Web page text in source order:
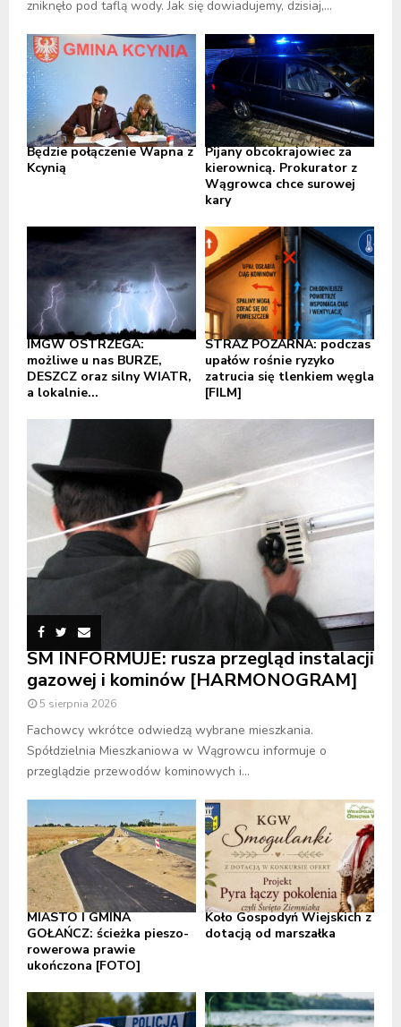
zniknęło pod taflą wody. Jak się dowiadujemy, dzisiaj,...
Będzie połączenie Wapna z
Kcynią
Pijany obcokrajowiec za
kierownicą. Prokurator z
Wągrowca chce surowej
kary
IMGW OSTRZEGA:
możliwe u nas BURZE,
DESZCZ oraz silny WIATR,
a lokalnie...
STRAŻ POŻARNA: podczas
upałów rośnie ryzyko
zatrucia się tlenkiem węgla
[FILM]
SM INFORMUJE: rusza przegląd instalacji
gazowej i kominów [HARMONOGRAM]
5 sierpnia 2026
Fachowcy wkrótce odwiedzą wybrane mieszkania.
Spółdzielnia Mieszkaniowa w Wągrowcu informuje o
przeglądzie przewodów kominowych i...
MIASTO I GMINA
GOŁAŃCZ: ścieżka pieszo-
rowerowa prawie
ukończona [FOTO]
Koło Gospodyń Wiejskich z
dotacją od marszałka